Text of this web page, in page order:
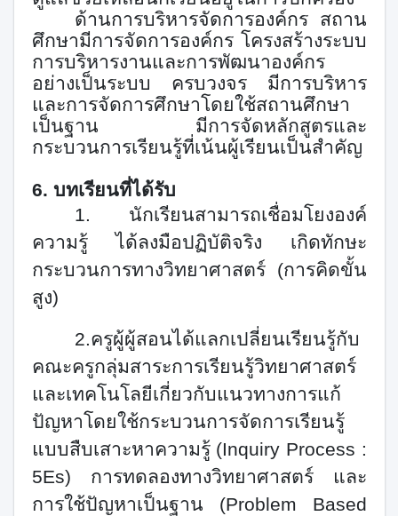
ด้านการบริหารจัดการองค์กร สถาน
ศึกษามีการจัดการองค์กร โครงสร้างระบบ
การบริหารงานและการพัฒนาองค์กร
อย่างเป็นระบบ ครบวงจร มีการบริหาร
และการจัดการศึกษาโดยใช้สถานศึกษา
เป็นฐาน มีการจัดหลักสูตรและ
กระบวนการเรียนรู้ที่เน้นผู้เรียนเป็นสำคัญ
6. บทเรียนที่ได้รับ
1. นักเรียนสามารถเชื่อมโยงองค์
ความรู้ ได้ลงมือปฏิบัติจริง เกิดทักษะ
กระบวนการทางวิทยาศาสตร์ (การคิดขั้น
สูง)
2.ครูผู้ผู้สอนได้แลกเปลี่ยนเรียนรู้กับ
คณะครูกลุ่มสาระการเรียนรู้วิทยาศาสตร์
และเทคโนโลยีเกี่ยวกับแนวทางการแก้
ปัญหาโดยใช้กระบวนการจัดการเรียนรู้
แบบสืบเสาะหาความรู้ (Inquiry Process :
5Es) การทดลองทางวิทยาศาสตร์ และ
การใช้ปัญหาเป็นฐาน (Problem Based